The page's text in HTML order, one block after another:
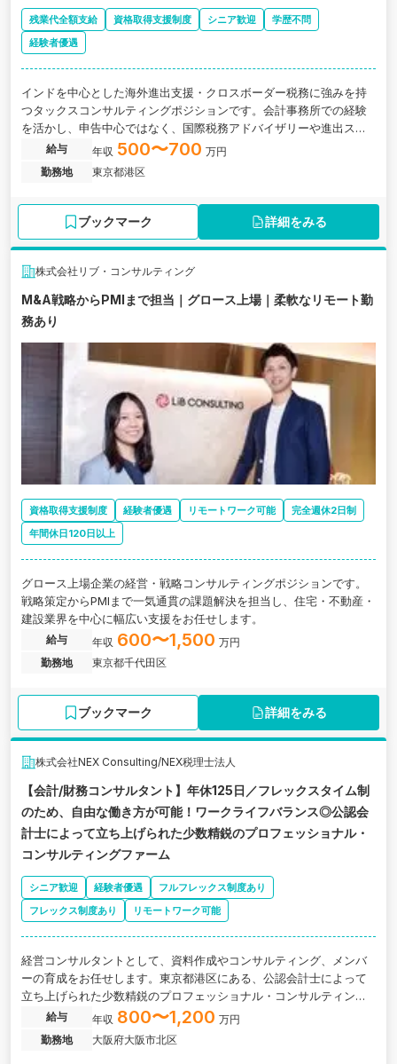
残業代全額支給 資格取得支援制度 シニア歓迎
学歴不問
経験者優遇
インドを中心とした海外進出支援・クロスボーダー税務に強みを持
つタックスコンサルティングポジションです。会計事務所での経験
を活かし、申告中心ではなく、国際税務アドバイザリーや進出スキ
ームの検討など上流の税務コンサルティング業務を担当いただきま
す。フルリモート可・フルフレックス制・残業代全額支給。国際税
務分野で専門性を高めたい方に最適な環境です。
給与 年収 500〜700 万円
勤務地
東京都港区
ブックマーク 詳細をみる
株式会社リブ・コンサルティング
M&A戦略からPMIまで担当｜グロース上場｜柔軟なリモート勤
務あり
資格取得支援制度 経験者優遇 リモートワーク可能
完全週休2日制
年間休日120日以上
グロース上場企業の経営・戦略コンサルティングポジションです。
戦略策定からPMIまで一気通貫の課題解決を担当し、住宅・不動産・
建設業界を中心に幅広い支援をお任せします。
給与 年収 600〜1,500 万円
勤務地
東京都千代田区
ブックマーク 詳細をみる
株式会社NEX Consulting/NEX税理士法人
【会計/財務コンサルタント】年休125日／フレックスタイム制
のため、自由な働き方が可能！ワークライフバランス◎公認会
計士によって立ち上げられた少数精鋭のプロフェッショナル・
コンサルティングファーム
シニア歓迎 経験者優遇
フルフレックス制度あり
フレックス制度あり
リモートワーク可能
経営コンサルタントとして、資料作成やコンサルティング、メンバ
ーの育成をお任せします。東京都港区にある、公認会計士によって
立ち上げられた少数精鋭のプロフェッショナル・コンサルティング
ファームの求人です。
給与 年収 800〜1,200 万円
勤務地
大阪府大阪市北区